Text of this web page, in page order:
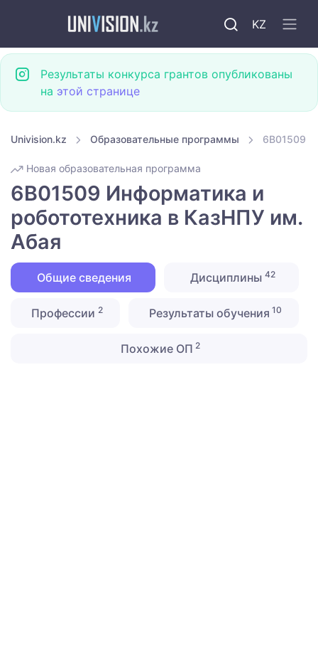
KZ
Результаты конкурса грантов опубликованы
на этой странице
Univision.kz Образовательные программы 6B01509
Новая образовательная программа
6B01509 Информатика и
робототехника в КазНПУ им.
Абая
Общие сведения Дисциплины 42
Профессии 2 Результаты обучения 10
Похожие ОП 2